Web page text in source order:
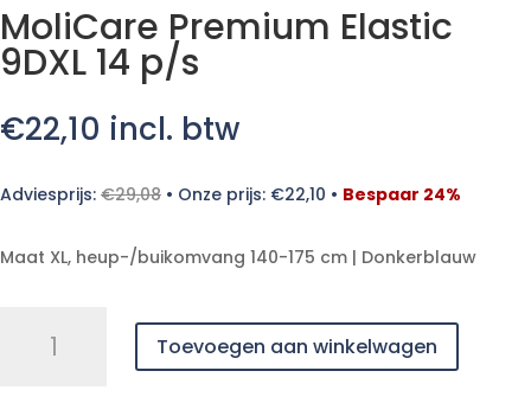
MoliCare Premium Elastic
9DXL 14 p/s
€22,10 incl. btw
Adviesprijs: €29,08 • Onze prijs: €22,10 • Bespaar 24%
Maat XL, heup-/buikomvang 140-175 cm | Donkerblauw
Premium
Toevoegen aan winkelwagen